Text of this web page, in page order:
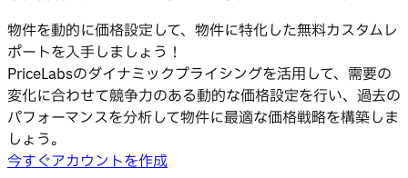
物件を動的に価格設定して、物件に特化した無料カスタムレ
ポートを入手しましょう！
PriceLabsのダイナミックプライシングを活用して、需要の
変化に合わせて競争力のある動的な価格設定を行い、過去の
パフォーマンスを分析して物件に最適な価格戦略を構築しま
しょう。
今すぐアカウントを作成